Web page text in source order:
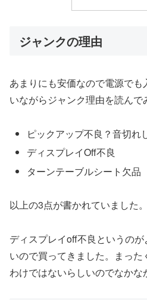
ジャンクの理由
あまりにも安価なので電源で
いながらジャンク理由を読んで
ピックアップ不良？音切れ
ディスプレイOff不良
ターンテーブルシート欠品
以上の3点が書かれていました。
ディスプレイoff不良というの
いので買ってきました。まっ
わけではないらしいのでなかな